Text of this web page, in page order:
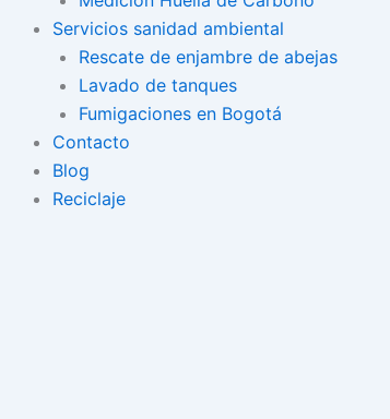
Servicios sanidad ambiental
Rescate de enjambre de abejas
Lavado de tanques
Fumigaciones en Bogotá
Contacto
Blog
Reciclaje